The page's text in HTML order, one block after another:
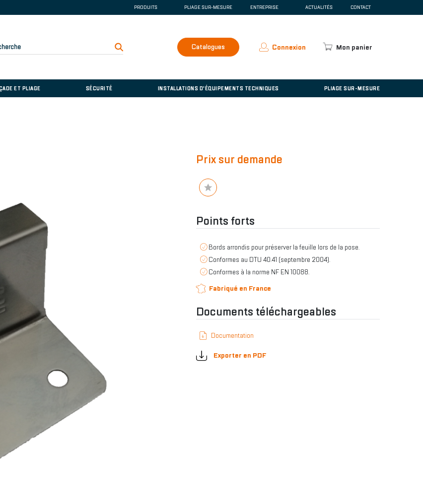
PRODUITS
FAÇADE ET PLIAGE
SÉCURITÉ
PLIAGE SUR-MESURE
ENTREPRISE
ACTUALITÉS CONTACT
Catalogues Connexion Mon panier
ET PLIAGE SÉCURITÉ INSTALLATIONS D'ÉQUIPEMENTS TECHNIQUES PLIAGE SUR-MESURE
Prix sur demande
Points forts
Bords arrondis pour préserver la feuille lors de la pose.
Conformes au DTU 40.41 (septembre 2004).
Conformes à la norme NF EN 10088.
Fabriqué en France
Documents téléchargeables
Documentation
Exporter en PDF